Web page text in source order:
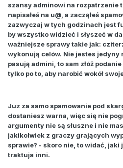
szansy adminowi na rozpatrzenie
napisałeś na u@, a zacząłeś
zazwyczaj w tych godzinach jest
by wszystko widzieć i słyszeć w
ważniejsze sprawy takie jak:
wykonują celów. Nie jestes jedyny
pasują admini, to sam złóż
tylko po to, aby narobić wokół
Juz za samo spamowanie pod
dostaniesz warna, więc się nie
argumenty nie są słuszne i nie
jakikolwiek z graczy grających
sprawie? - skoro nie, to widać, jaki
traktuja inni.